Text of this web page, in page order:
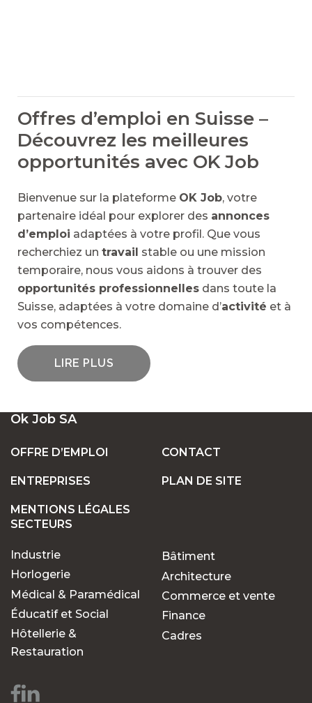
Offres d’emploi en Suisse –
Découvrez les meilleures
opportunités avec OK Job
Bienvenue sur la plateforme OK Job, votre
partenaire idéal pour explorer des annonces
d’emploi adaptées à votre profil. Que vous
recherchiez un travail stable ou une mission
temporaire, nous vous aidons à trouver des
opportunités professionnelles dans toute la
Suisse, adaptées à votre domaine d’activité et à
vos compétences.
LIRE PLUS
UN LARGE ÉVENTAIL D'EMPLOIS VACANTS
EN SUISSE
POSTES FIXES OU TEMPORAIRES :
POURQUOI CHOISIR OK JOB POUR VOS
RECHERCHES D'EMPLOIS ?
Des opportunités pour
chaque parcours
Ok Job SA
OFFRE D’EMPLOI
ENTREPRISES
MENTIONS LÉGALES
CONTACT
PLAN DE SITE
SECTEURS
Industrie
Horlogerie
Médical & Paramédical
Éducatif et Social
Hôtellerie &
Restauration
Bâtiment
Architecture
Commerce et vente
Finance
Cadres